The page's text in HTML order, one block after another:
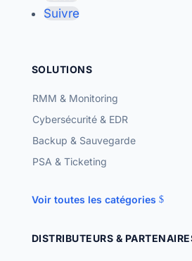
Suivre
SOLUTIONS
RMM & Monitoring
Cybersécurité & EDR
Backup & Sauvegarde
PSA & Ticketing
Voir toutes les catégories
DISTRIBUTEURS &